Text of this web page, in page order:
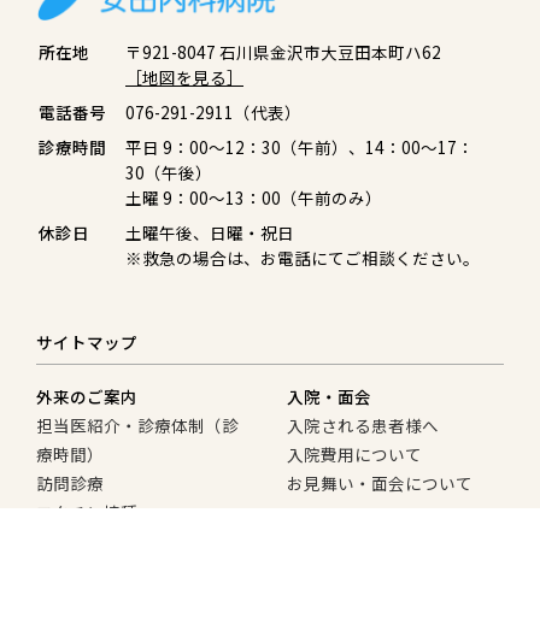
所在地
〒921-8047 石川県金沢市大豆田本町ハ62
［地図を見る］
電話番号
076-291-2911（代表）
診療時間
平日 9：00〜12：30（午前）、14：00〜17：
30（午後）
土曜 9：00〜13：00（午前のみ）
休診日
土曜午後、日曜・祝日
※救急の場合は、お電話にてご相談ください。
サイトマップ
外来のご案内
担当医紹介・診療体制（診
療時間）
訪問診療
ワクチン接種
入院・面会
入院される患者様へ
入院費用について
お見舞い・面会について